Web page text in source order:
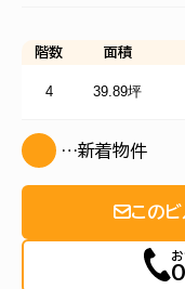
階数 面積
4 39.89坪
…新着物件
この